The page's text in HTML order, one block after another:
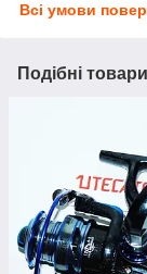
Всі умови
Подібні